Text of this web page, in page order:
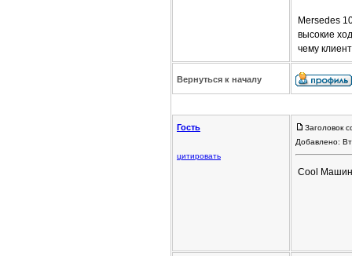
Mersedes
высокие
чему
Вернуться к началу
Гость
цитировать
Заголовок
Добавлено:
Cool